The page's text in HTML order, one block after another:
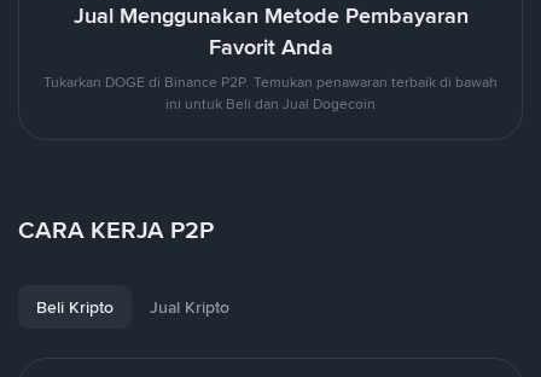
Jual Menggunakan Metode Pembayaran
Favorit Anda
Tukarkan DOGE di Binance P2P. Temukan penawaran terbaik di bawah
ini untuk Beli dan Jual Dogecoin
CARA KERJA P2P
Beli Kripto Jual Kripto